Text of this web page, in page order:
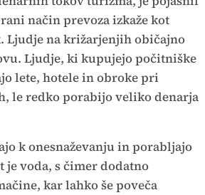
način prevoza izkaže kot
Ljudje na križarjenjih običajno
Ljudje, ki kupujejo počitniške
lete, hotele in obroke pri
le redko porabijo veliko denarja
k onesnaževanju in porabljajo
je voda, s čimer dodatno
kar lahko še poveča